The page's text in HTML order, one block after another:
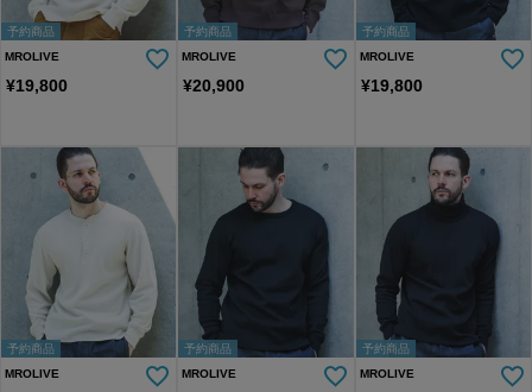
予約商品
MROLIVE
¥19,800
予約商品
MROLIVE
¥20,900
予約商品
MROLIVE
¥19,800
予約商品
MROLIVE
予約商品
MROLIVE
予約商品
MROLIVE